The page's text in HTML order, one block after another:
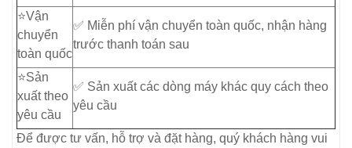
⭐️Vận
chuyển
toàn quốc
✅ Miễn phí vận chuyển toàn quốc, nhận hàng
trước thanh toán sau
⭐️Sản
xuất theo
yêu cầu
✅ Sản xuất các dòng máy khác quy cách theo
yêu cầu
Để được tư vấn, hỗ trợ và đặt hàng, quý khách hàng vui